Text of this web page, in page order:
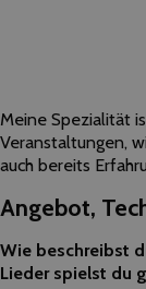
Meine Spezialität
Veranstaltungen,
auch bereits
Angebot,
Wie beschreibst
Lieder spielst du